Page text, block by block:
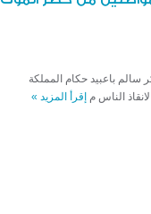
سالم باعبيد حكام المملكة
الناس م إقرأ المزيد »